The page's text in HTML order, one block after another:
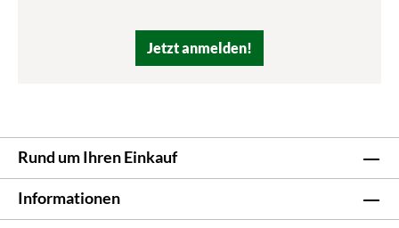
Jetzt anmelden!
Rund um Ihren Einkauf
Informationen